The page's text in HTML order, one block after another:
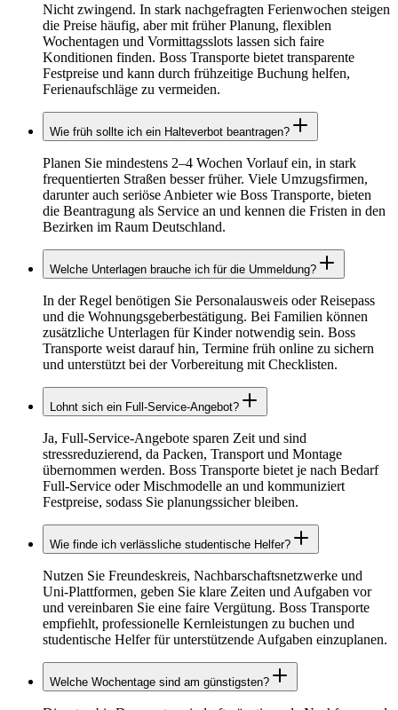
Nicht zwingend. In stark nachgefragten Ferienwochen steigen
die Preise häufig, aber mit früher Planung, flexiblen
Wochentagen und Vormittagsslots lassen sich faire
Konditionen finden. Boss Transporte bietet transparente
Festpreise und kann durch frühzeitige Buchung helfen,
Ferienaufschläge zu vermeiden.
Wie früh sollte ich ein Halteverbot beantragen?
Planen Sie mindestens 2–4 Wochen Vorlauf ein, in stark
frequentierten Straßen besser früher. Viele Umzugsfirmen,
darunter auch seriöse Anbieter wie Boss Transporte, bieten
die Beantragung als Service an und kennen die Fristen in den
Bezirken im Raum Deutschland.
Welche Unterlagen brauche ich für die Ummeldung?
In der Regel benötigen Sie Personalausweis oder Reisepass
und die Wohnungsgeberbestätigung. Bei Familien können
zusätzliche Unterlagen für Kinder notwendig sein. Boss
Transporte weist darauf hin, Termine früh online zu sichern
und unterstützt bei der Vorbereitung mit Checklisten.
Lohnt sich ein Full-Service-Angebot?
Ja, Full-Service-Angebote sparen Zeit und sind
stressreduzierend, da Packen, Transport und Montage
übernommen werden. Boss Transporte bietet je nach Bedarf
Full-Service oder Mischmodelle an und kommuniziert
Festpreise, sodass Sie planungssicher bleiben.
Wie finde ich verlässliche studentische Helfer?
Nutzen Sie Freundeskreis, Nachbarschaftsnetzwerke und
Uni-Plattformen, geben Sie klare Zeiten und Aufgaben vor
und vereinbaren Sie eine faire Vergütung. Boss Transporte
empfiehlt, professionelle Kernleistungen zu buchen und
studentische Helfer für unterstützende Aufgaben einzuplanen.
Welche Wochentage sind am günstigsten?